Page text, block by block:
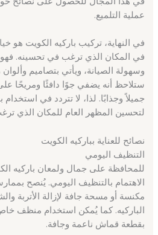
عملية التلميع.
في النهاية، تركيب باركيه الكويت هو
في المكان الذي ترغب في تحسينه. فهو
وسهولة الصيانة، ويأتي بتصاميم وألوان
ستلاحظ أنه يضفي جوًا دافئًا ومريحًا
جميلاً وجذابًا. لذا، لا تتردد في استخدام
لتحسين المظهر العام للمكان الذي
نصائح للعناية بباركيه الكويت
التنظيف اليومي
للمحافظة على جمال ولمعان باركيه
الاهتمام بالتنظيف اليومي. يُنصح
مكنسة أو مسحة جافة لإزالة الأتربة
الباركيه. كما يُمكن استخدام منظف خاص
بقطعة قماش ناعمة وجافة.